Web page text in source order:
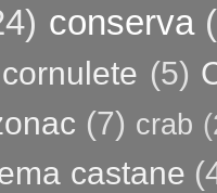
conserva
cornulete (5)
(7) crab
castane